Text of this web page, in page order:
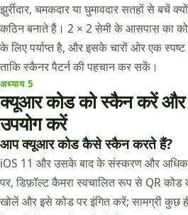
झुर्रीदार, चमकदार या घुमावदार सतहों से बचें
कठिन बनाते हैं। 2 × 2 सेमी के आसपास का
के लिए पर्याप्त है, और इसके चारों ओर एक स्पष्ट
ताकि स्कैनर पैटर्न की पहचान कर सकें।
अध्याय 5
क्यूआर कोड को स्कैन करें और
उपयोग करें
आप क्यूआर कोड कैसे स्कैन करते हैं?
iOS 11 और उसके बाद के संस्करण और
पर, डिफ़ॉल्ट कैमरा स्वचालित रूप से QR कोड
खोलें और इसे कोड पर इंगित करें; सामग्री कुछ